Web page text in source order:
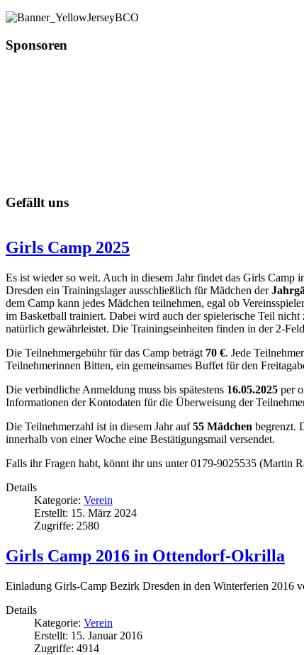
Sponsoren
Gefällt uns
Girls Camp 2025
Es ist wieder so weit. Auch in diesem Jahr findet das Girls Camp
Dresden ein Trainingslager ausschließlich für Mädchen der
dem Camp kann jedes Mädchen teilnehmen, egal ob
im Basketball trainiert. Dabei wird auch der spielerische Teil
natürlich gewährleistet. Die Trainingseinheiten finden in der 2-
Die Teilnehmergebühr für das Camp beträgt 70 €. Jede
Teilnehmerinnen Bitten, ein gemeinsames Buffet für den
Die verbindliche Anmeldung muss bis spätestens 16.05.2025 per
Informationen der Kontodaten für die Überweisung der
Die Teilnehmerzahl ist in diesem Jahr auf55 Mädchen begrenzt.
innerhalb von einer Woche eine Bestätigungsmail versendet.
Falls ihr Fragen habt, könnt ihr uns unter 0179-9025535 (Martin
Details
Kategorie: Verein
Erstellt: 15. März 2024
Zugriffe: 2580
Girls Camp 2016 in Ottendorf-Okrilla
Einladung Girls-Camp Bezirk Dresden in den Winterferien 2016
Details
Kategorie: Verein
Erstellt: 15. Januar 2016
Zugriffe: 4914